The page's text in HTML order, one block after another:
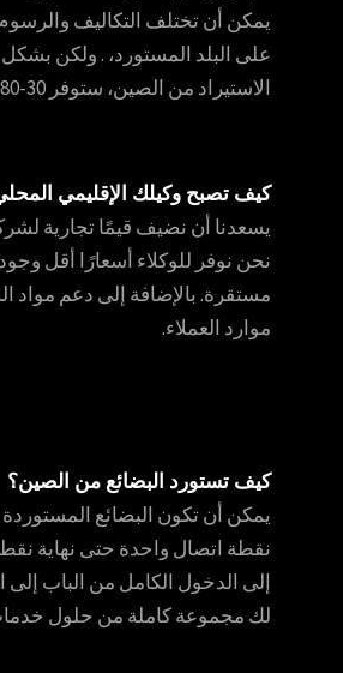
يمكن أن تختلف التكاليف
على البلد المستورد، . ولكن
الاستيراد من الصين، ستوفر 30-80%.
كيف تصبح وكيلك الإقليمي
يسعدنا أن نضيف قيمًا تجارية
نحن نوفر للوكلاء أسعارًا أقل
مستقرة. بالإضافة إلى دعم مواد
موارد العملاء.
كيف تستورد البضائع من الصين؟
يمكن أن تكون البضائع
نقطة اتصال واحدة حتى نهاية
إلى الدخول الكامل من الباب إلى
لك مجموعة كاملة من حلول